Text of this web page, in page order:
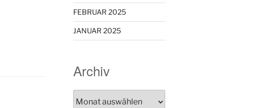
FEBRUAR 2025
JANUAR 2025
Archiv